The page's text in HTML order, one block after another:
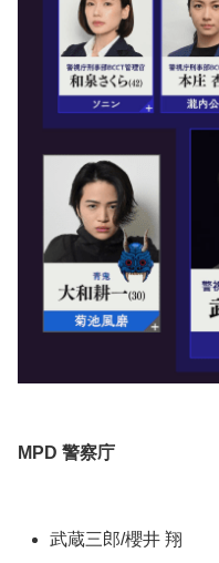
MPD 警察庁
武蔵三郎/櫻井 翔